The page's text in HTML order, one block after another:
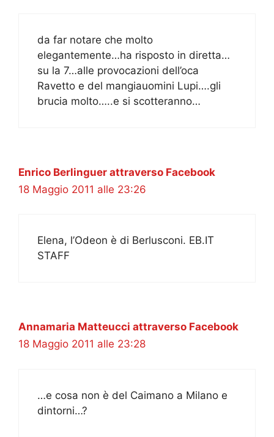
da far notare che molto
elegantemente…ha risposto in diretta…
su la 7…alle provocazioni dell’oca
Ravetto e del mangiauomini Lupi….gli
brucia molto…..e si scotteranno…
Enrico Berlinguer attraverso Facebook
18 Maggio 2011 alle 23:26
Elena, l’Odeon è di Berlusconi. EB.IT
STAFF
Annamaria Matteucci attraverso Facebook
18 Maggio 2011 alle 23:28
…e cosa non è del Caimano a Milano e
dintorni…?